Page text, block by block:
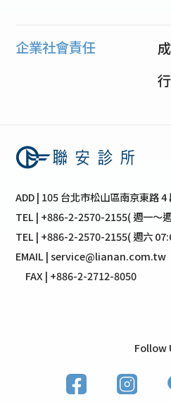
企業社會責任
ADD | 105 台北市松山區南京東路 4
TEL | +886-2-2570-2155( 週一～
TEL | +886-2-2570-2155( 週六
EMAIL | service@lianan.com.tw
FAX | +886-2-2712-8050
Follow